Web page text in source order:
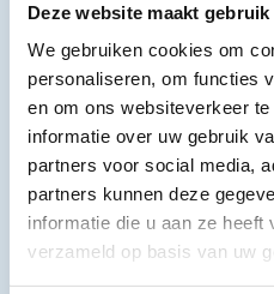
Deze website maakt
We gebruiken cookies om
personaliseren, om functies
en om ons websiteverkeer
informatie over uw gebruik
partners voor social media,
partners kunnen deze
informatie die u aan ze
verzameld op basis van uw
Luchtzakjes / Longen Ambu Man
59.7 excl. btw
In